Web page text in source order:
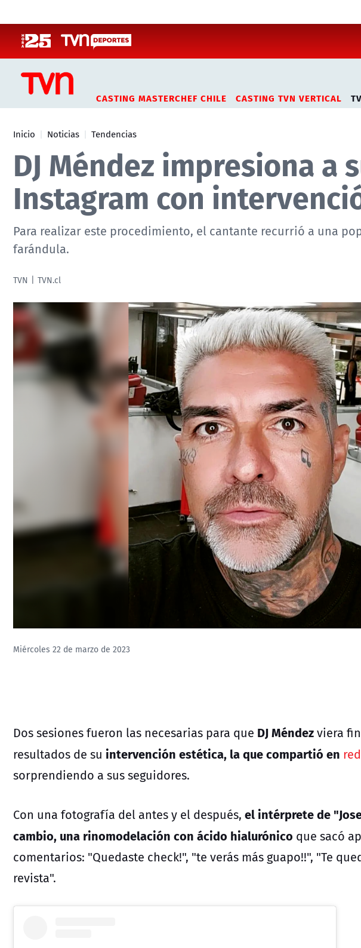
CASTING MASTERCHEF CHILE CASTING TVN VERTICAL
Inicio Noticias Tendencias
DJ Méndez impresiona a
Instagram con
Para realizar este procedimiento, el cantante recurrió a una
farándula.
TVN TVN.cl
Miércoles 22 de marzo de 2023
Dos sesiones fueron las necesarias para que DJ Méndezviera
resultados de su intervención estética, la que compartió en
sorprendiendo a sus seguidores.
Con una fotografía del antes y el después, el intérprete de
cambio, una rinomodelación con ácido hialurónico que sacó
comentarios: "Quedaste check!", "te verás más guapo!!", "Te
revista".